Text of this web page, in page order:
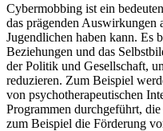
Cybermobbing ist ein
das prägenden
Jugendlichen haben kann. Es
Beziehungen und das
der Politik und Gesellschaft,
reduzieren. Zum Beispiel
von psychotherapeutischen
Programmen durchgeführt,
zum Beispiel die Förderung